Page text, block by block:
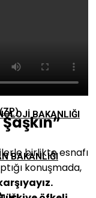
(HÜDA PAR)
BAKANLIĞI
BAKANLIĞI
birlikte esnafı
konuşmada,